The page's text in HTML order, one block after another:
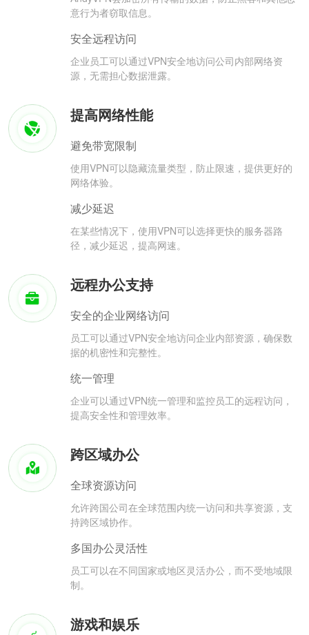
意行为者窃取信息。
安全远程访问
企业员工可以通过VPN安全地访问公司内部网络资
源，无需担心数据泄露。
提高网络性能
避免带宽限制
使用VPN可以隐藏流量类型，防止限速，提供更好的
网络体验。
减少延迟
在某些情况下，使用VPN可以选择更快的服务器路
径，减少延迟，提高网速。
远程办公支持
安全的企业网络访问
员工可以通过VPN安全地访问企业内部资源，确保数
据的机密性和完整性。
统一管理
企业可以通过VPN统一管理和监控员工的远程访问，
提高安全性和管理效率。
跨区域办公
全球资源访问
允许跨国公司在全球范围内统一访问和共享资源，支
持跨区域协作。
多国办公灵活性
员工可以在不同国家或地区灵活办公，而不受地域限
制。
游戏和娱乐